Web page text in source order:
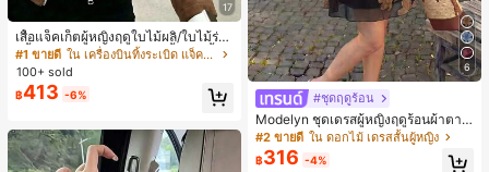
17
เสื้อแจ็คเก็ตผู้หญิงฤดูใบไม้ผลิ/ใบไม้ร่วง
สีพื้น หนังเทียม สไตล์ปกคอเสื้อ ซิปขึ้น
แขนยาว สไตล์ลำลอง วิทยาลัย สนามบิ
น เสื้อนอก สีน้ำตาล สไตล์สบายๆ ฤดูใบ
ไม้ร่วง
#1 ขายดี
ใน เครื่องบินทิ้งระเบิด แจ็คเก็ตผู้หญิง
100+ sold
฿413 -6%
6
#ชุดฤดูร้อน
Modelyn ชุดเดรสผู้หญิงฤดูร้อนผ้าตาข่
ายพิมพ์ลาย คอไม่สมมาตร จับจีบ หรูหร
า เซ็กซี่
#2 ขายดี ใน ดอกไม้ เดรสสั้นผู้หญิง
฿316 -4%